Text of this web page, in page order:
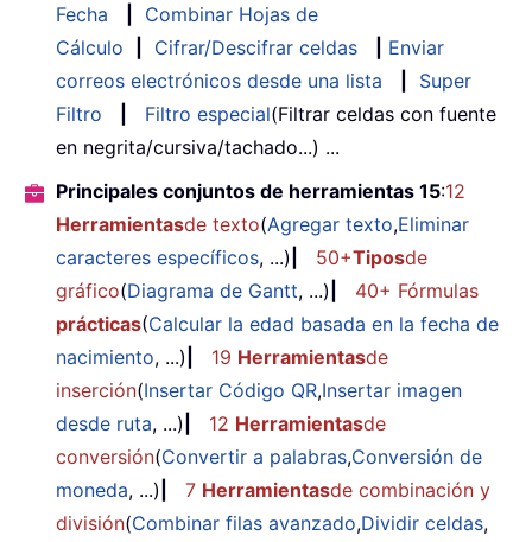
Fecha
Combinar Hojas de
Cálculo
Cifrar/Descifrar celdas
Enviar
correos electrónicos desde una lista
Super
Filtro
Filtro especial(Filtrar celdas con fuente
en negrita/cursiva/tachado...) ...
Principales conjuntos de herramientas 15:12
Herramientasde texto(Agregar texto,Eliminar
caracteres específicos, ...) 50+Tiposde
gráfico(Diagrama de Gantt, ...)
40+ Fórmulas
prácticas(Calcular la edad basada en la fecha de
nacimiento, ...) 19 Herramientasde
inserción(Insertar Código QR,Insertar imagen
desde ruta, ...) 12 Herramientasde
conversión(Convertir a palabras,Conversión de
moneda, ...) 7 Herramientasde combinación y
división(Combinar filas avanzado,Dividir celdas,